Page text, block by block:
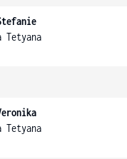
Tetyana
Tetyana